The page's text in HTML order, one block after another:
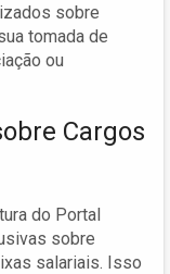
sobre
tomada de
ou
Cargos
do Portal
sobre
salariais. Isso